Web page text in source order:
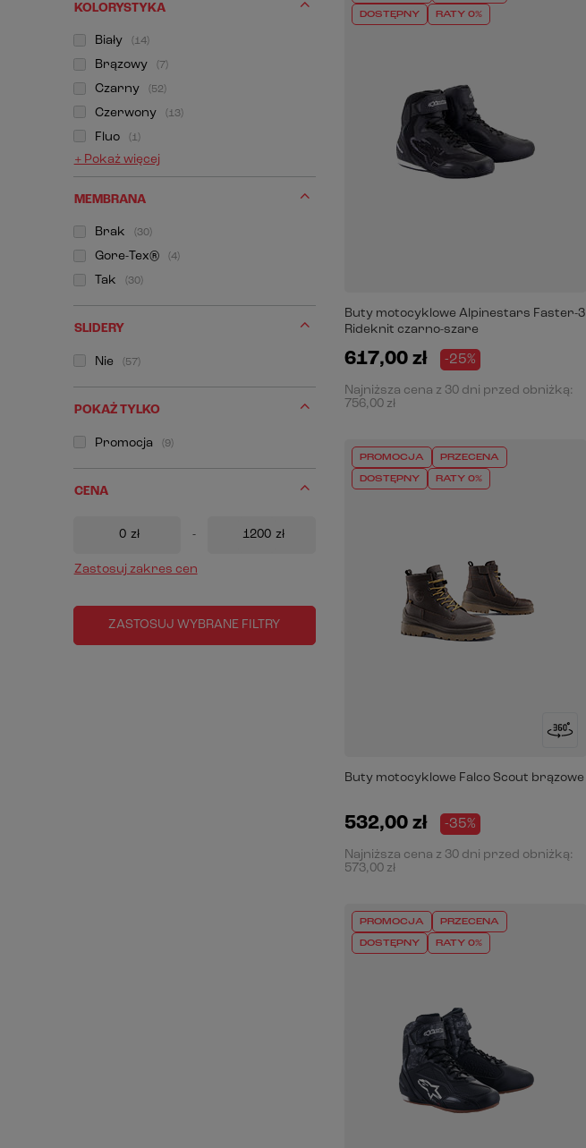
CENA
zł - zł
Zastosuj zakres cen
KOLORYSTYKA
Biały 14
Brązowy 7
Czarny 52
Czerwony 13
Fluo 1
+ Pokaż więcej
MEMBRANA
Brak 30
Gore-Tex® 4
Tak 30
SLIDERY
Nie 57
POKAŻ TYLKO
Promocja 9
ZASTOSUJ WYBRANE FILTRY
DOSTĘPNY RATY 0%
Buty motocyklowe Alpinestars Faster-3
Rideknit czarno-szare
617,00 zł -25%
Najniższa cena z 30 dni przed obniżką:
756,00 zł
PROMOCJA PRZECENA
DOSTĘPNY RATY 0%
Buty motocyklowe Falco Scout brązowe
532,00 zł -35%
Najniższa cena z 30 dni przed obniżką:
573,00 zł
PROMOCJA PRZECENA
DOSTĘPNY RATY 0%